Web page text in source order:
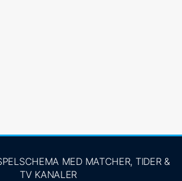
MED MATCHER, TIDER &
TV KANALER